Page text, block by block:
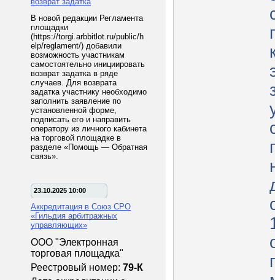
В новой редакции Регламента
площадки
(https://torgi.arbbitlot.ru/public/h
elp/reglament/) добавили
возможность участникам
самостоятельно инициировать
возврат задатка в ряде
случаев. Для возврата
задатка участнику необходимо
заполнить заявление по
установленной форме,
подписать его и направить
оператору из личного кабинета
на торговой площадке в
разделе «Помощь — Обратная
связь».
23.10.2025 10:00
Аккредитация в Союз СРО
«Гильдия арбитражных
управляющих»
ООО "Электронная
торговая площадка"
Реестровый номер: 79-К